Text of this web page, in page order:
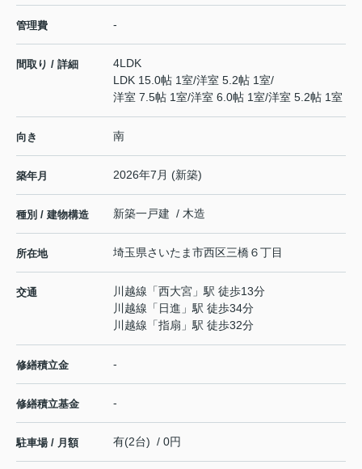
管理費 -
間取り / 詳細
4LDK
LDK 15.0帖 1室/洋室 5.2帖 1室/
洋室 7.5帖 1室/洋室 6.0帖 1室/洋室 5.2帖 1室
向き 南
築年月 2026年7月 (新築)
種別 / 建物構造 新築一戸建 / 木造
所在地 埼玉県さいたま市西区三橋６丁目
交通 川越線 「西大宮 」駅 徒歩13分
川越線 「 日進 」駅 徒歩34分
川越線 「指扇 」駅 徒歩32分
修繕積立金 -
修繕積立基金 -
駐車場 / 月額 有(2台) / 0円